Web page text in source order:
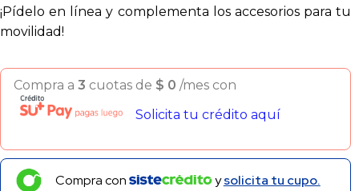
¡Pídelo en línea y complementa los accesorios para tu
movilidad!
Compra a 3 cuotas de $ 0 /mes con
Solicita tu crédito aquí
Compra con ysolicita tu cupo.